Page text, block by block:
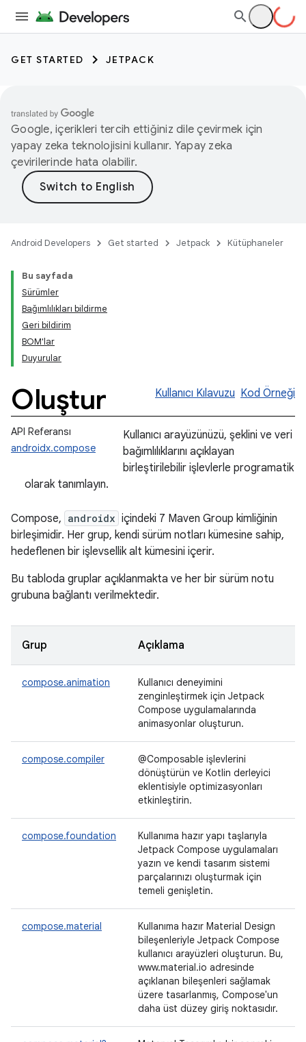
GET STARTED JETPACK
Google, içerikleri tercih ettiğiniz dile çevirmek için
yapay zeka teknolojisini kullanır. Yapay zeka
çevirilerinde hata olabilir.
Android Developers Get started Jetpack Kütüphaneler
Bu sayfada
Sürümler
Bağımlılıkları bildirme
Geri bildirim
BOM'lar
Duyurular
Oluştur Kullanıcı Kılavuzu Kod Örneği
API Referansı
androidx.compose
Kullanıcı arayüzünüzü, şeklini ve veri
bağımlılıklarını açıklayan
birleştirilebilir işlevlerle programatik
olarak tanımlayın.
Compose, androidx içindeki 7 Maven Group kimliğinin
birleşimidir. Her grup, kendi sürüm notları kümesine sahip,
hedeflenen bir işlevsellik alt kümesini içerir.
Bu tabloda gruplar açıklanmakta ve her bir sürüm notu
grubuna bağlantı verilmektedir.
Grup Açıklama
compose.animation
Kullanıcı deneyimini
zenginleştirmek için Jetpack
Compose uygulamalarında
animasyonlar oluşturun.
compose.compiler
@Composable işlevlerini
dönüştürün ve Kotlin derleyici
eklentisiyle optimizasyonları
etkinleştirin.
compose.foundation
Kullanıma hazır yapı taşlarıyla
Jetpack Compose uygulamaları
yazın ve kendi tasarım sistemi
parçalarınızı oluşturmak için
temeli genişletin.
compose.material
Kullanıma hazır Material Design
bileşenleriyle Jetpack Compose
kullanıcı arayüzleri oluşturun. Bu,
www.material.io adresinde
açıklanan bileşenleri sağlamak
üzere tasarlanmış, Compose'un
daha üst düzey giriş noktasıdır.